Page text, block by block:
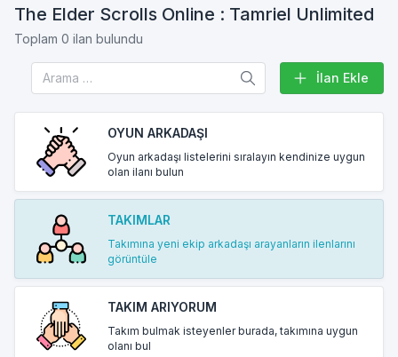
The Elder Scrolls Online : Tamriel Unlimited
Toplam 0 ilan bulundu
İlan Ekle
OYUN ARKADAŞI
Oyun arkadaşı listelerini sıralayın kendinize uygun
olan ilanı bulun
TAKIMLAR
Takımına yeni ekip arkadaşı arayanların ilenlarını
görüntüle
TAKIM ARIYORUM
Takım bulmak isteyenler burada, takımına uygun
olanı bul